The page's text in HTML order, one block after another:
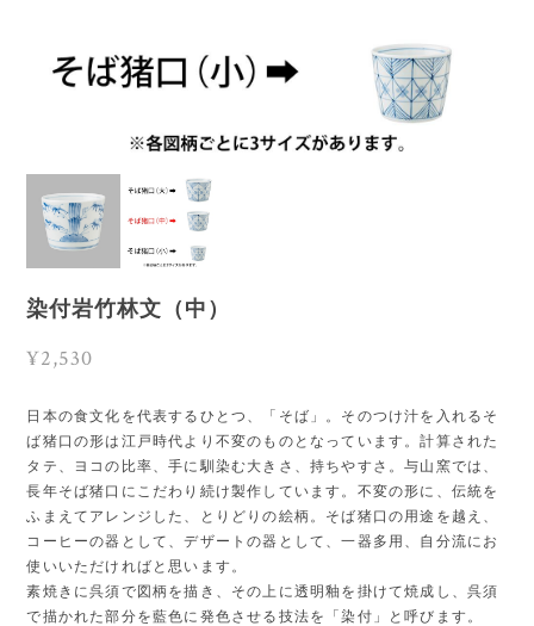
染付岩竹林文（中）
¥2,530
日本の食文化を代表するひとつ、「そば」。そのつけ汁を入れるそ
ば猪口の形は江戸時代より不変のものとなっています。計算された
タテ、ヨコの比率、手に馴染む大きさ、持ちやすさ。与山窯では、
長年そば猪口にこだわり続け製作しています。不変の形に、伝統を
ふまえてアレンジした、とりどりの絵柄。そば猪口の用途を越え、
コーヒーの器として、デザートの器として、一器多用、自分流にお
使いいただければと思います。
素焼きに呉須で図柄を描き、その上に透明釉を掛けて焼成し、呉須
で描かれた部分を藍色に発色させる技法を「染付」と呼びます。